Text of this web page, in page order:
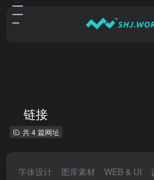
链接
共 4 篇网址
字体设计 图库素材 WEB & UI